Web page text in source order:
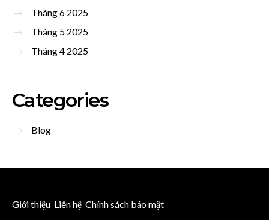
Tháng 6 2025
Tháng 5 2025
Tháng 4 2025
Categories
Blog
Giới thiệu Liên hệ Chính sách bảo mật